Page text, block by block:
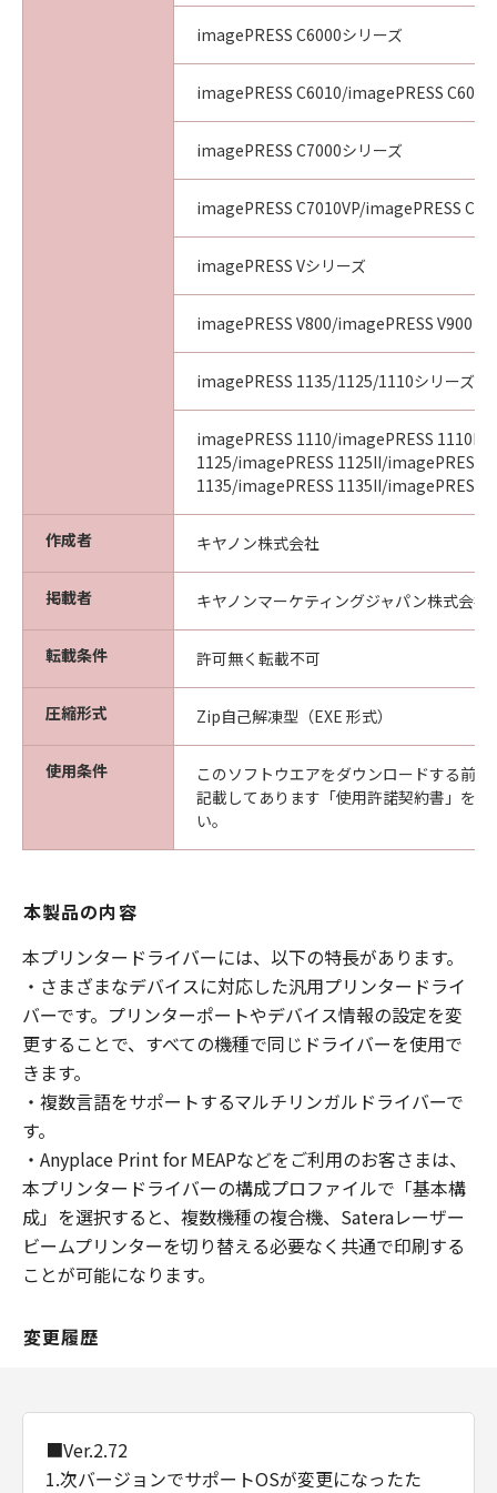
imagePRESS C6000シリーズ
imagePRESS C6010/imagePRESS C6011
imagePRESS C7000シリーズ
imagePRESS C7010VP/imagePRESS
imagePRESS Vシリーズ
imagePRESS V800/imagePRESS V900
imagePRESS 1135/1125/1110シリーズ
imagePRESS 1110/imagePRESS 1110II/
1125/imagePRESS 1125II/imagePRESS
1135/imagePRESS 1135II/imagePRESS
作成者 キヤノン株式会社
掲載者 キヤノンマーケティングジャパン株式会社
転載条件 許可無く転載不可
圧縮形式 Zip自己解凍型（EXE 形式）
使用条件
このソフトウエアをダウンロードする前
記載してあります「使用許諾契約書」を
い。
本製品の内容
本プリンタードライバーには、以下の特長があります。
・さまざまなデバイスに対応した汎用プリンタードライ
バーです。プリンターポートやデバイス情報の設定を変
更することで、すべての機種で同じドライバーを使用で
きます。
・複数言語をサポートするマルチリンガルドライバーで
す。
・Anyplace Print for MEAPなどをご利用のお客さまは、
本プリンタードライバーの構成プロファイルで「基本構
成」を選択すると、複数機種の複合機、Sateraレーザー
ビームプリンターを切り替える必要なく共通で印刷する
ことが可能になります。
変更履歴
■Ver.2.72
1.次バージョンでサポートOSが変更になったた